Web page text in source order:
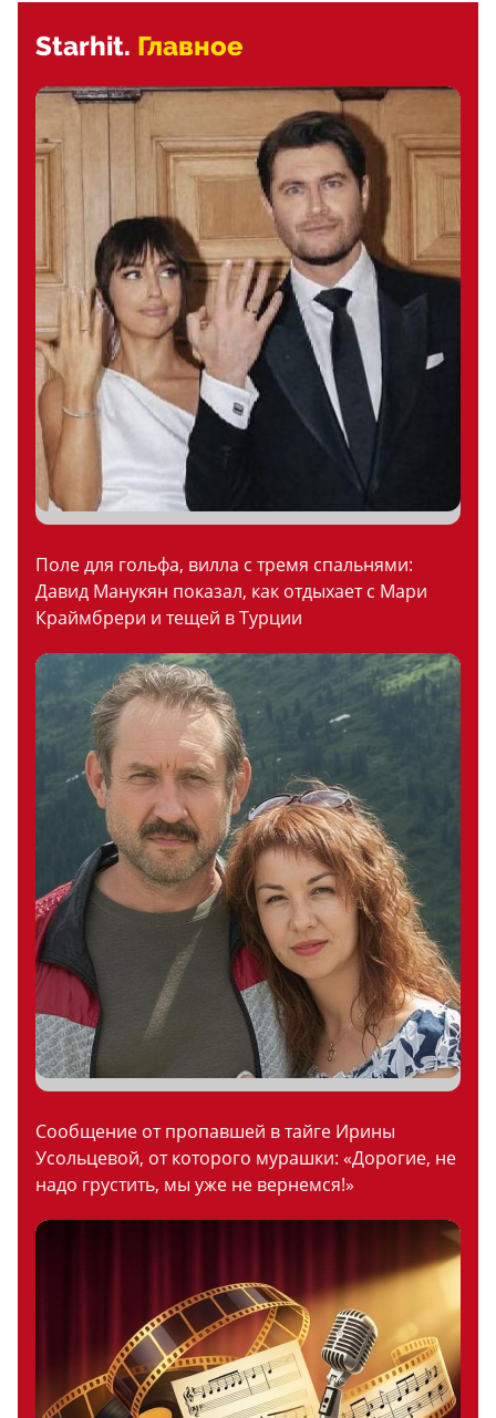
Starhit. Главное
Поле для гольфа, вилла с тремя спальнями:
Давид Манукян показал, как отдыхает с Мари
Краймбрери и тещей в Турции
Сообщение от пропавшей в тайге Ирины
Усольцевой, от которого мурашки: «Дорогие, не
надо грустить, мы уже не вернемся!»